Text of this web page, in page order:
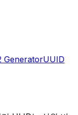
GeneratorUUID